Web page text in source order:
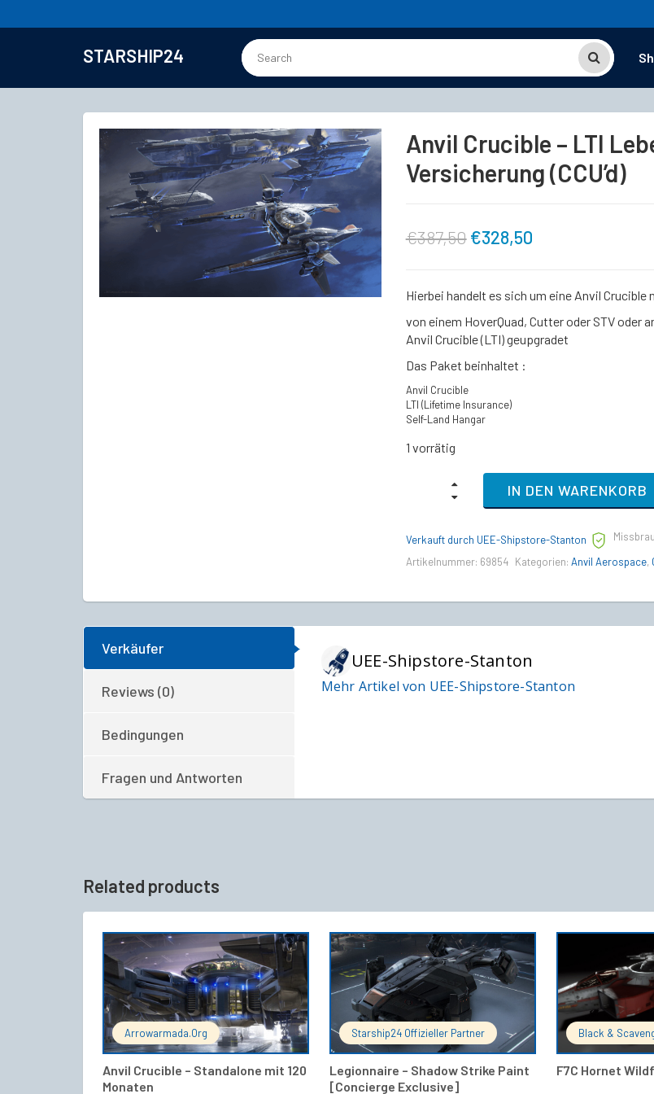
STARSHIP24
Anvil Crucible – LTI
Versicherung (CCU’d)
€387,50 Ursprünglicher
war:
€387,50
€328,50Aktueller
ist:
Hierbei handelt es sich um eine Anvil Crucible
von einem HoverQuad, Cutter oder STV oder
Anvil Crucible (LTI) geupgradet
Das Paket beinhaltet :
Anvil Crucible
LTI (Lifetime Insurance)
Self-Land Hangar
1 vorrätig
Lebenslange
(CCU’d)
IN DEN WARENKORB
Verkauft durch UEE-Shipstore-Stanton
Artikelnummer: 69854 Kategorien: Anvil Aerospace,
Verkäufer
Reviews (0)
Bedingungen
Fragen und Antworten
UEE-Shipstore-Stanton
Mehr Artikel von UEE-Shipstore-Stanton
Related products
Arrowarmada.org
Anvil Crucible – Standalone mit 120
Monaten
IN DEN WARENKORB
Starship24 Offizieller Partner
Legionnaire – Shadow Strike Paint
[Concierge Exclusive]
IN DEN WARENKORB
Black &
F7C Hornet